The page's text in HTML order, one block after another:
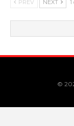
PREV NEXT
©